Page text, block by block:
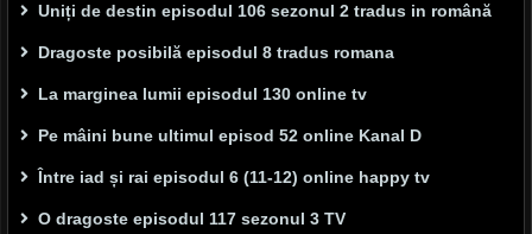
Uniți de destin episodul 106 sezonul 2 tradus in română
Dragoste posibilă episodul 8 tradus romana
La marginea lumii episodul 130 online tv
Pe mâini bune ultimul episod 52 online Kanal D
Între iad și rai episodul 6 (11-12) online happy tv
O dragoste episodul 117 sezonul 3 TV